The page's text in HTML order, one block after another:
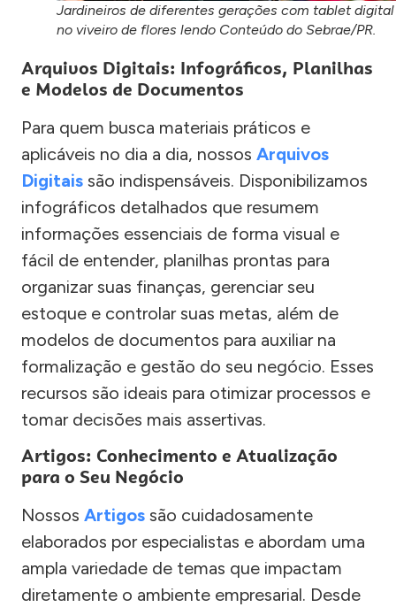
Jardineiros de diferentes gerações com tablet digital
no viveiro de flores lendo Conteúdo do Sebrae/PR.
Arquivos Digitais: Infográficos, Planilhas
e Modelos de Documentos
Para quem busca materiais práticos e
aplicáveis no dia a dia, nossos Arquivos
Digitais são indispensáveis. Disponibilizamos
infográficos detalhados que resumem
informações essenciais de forma visual e
fácil de entender, planilhas prontas para
organizar suas finanças, gerenciar seu
estoque e controlar suas metas, além de
modelos de documentos para auxiliar na
formalização e gestão do seu negócio. Esses
recursos são ideais para otimizar processos e
tomar decisões mais assertivas.
Artigos: Conhecimento e Atualização
para o Seu Negócio
Nossos Artigos são cuidadosamente
elaborados por especialistas e abordam uma
ampla variedade de temas que impactam
diretamente o ambiente empresarial. Desde